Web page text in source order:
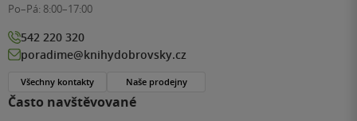
Často navštěvované
Po–Pá: 8:00–17:00
542 220 320
poradime@knihydobrovsky.cz
Všechny kontakty Naše prodejny